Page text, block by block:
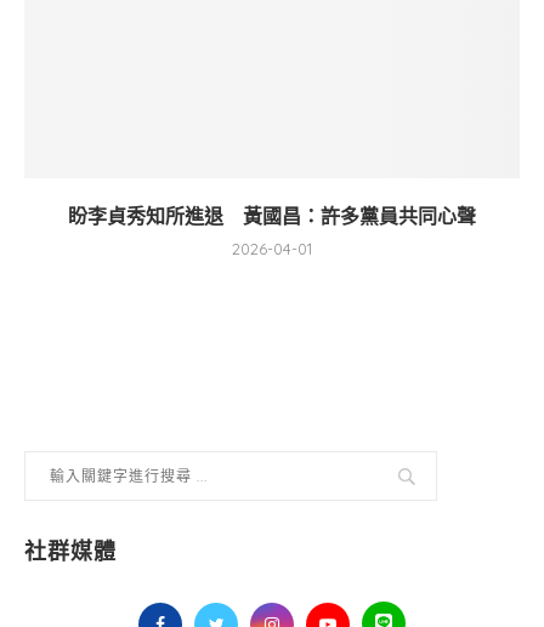
盼李貞秀知所進退 黃國昌：許多黨員共同心聲
2026-04-01
社群媒體